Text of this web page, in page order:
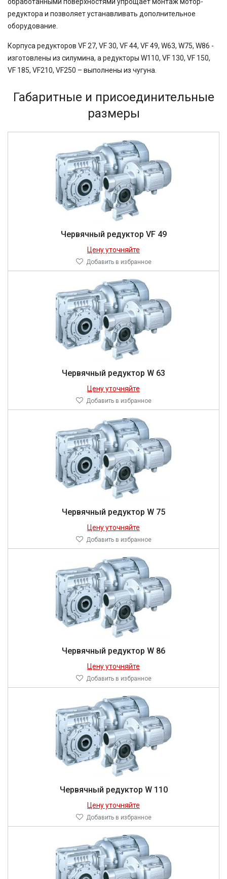
редуктора и позволяет устанавливать дополнительное
оборудование.
Корпуса редукторов VF 27, VF 30, VF 44, VF 49, W63, W75, W86 -
изготовлены из силумина, а редукторы W110, VF 130, VF 150,
VF 185, VF210, VF250 – выполнены из чугуна.
Габаритные и присоединительные
размеры
Червячный редуктор VF 49
Цену уточняйте
Добавить в избранное
Червячный редуктор W 63
Цену уточняйте
Добавить в избранное
Червячный редуктор W 75
Цену уточняйте
Добавить в избранное
Червячный редуктор W 86
Цену уточняйте
Добавить в избранное
Червячный редуктор W 110
Цену уточняйте
Добавить в избранное